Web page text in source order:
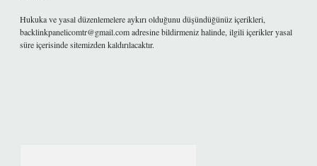
Hukuka ve yasal düzenlemelere aykırı olduğunu düşündüğünüz içerikleri,
backlinkpanelicomtr@gmail.comadresine bildirmeniz halinde, ilgili içerikler yasal
süre içerisinde sitemizden kaldırılacaktır.